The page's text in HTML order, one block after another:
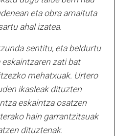
eta obra amaituta
ahal izatea.
sentitu, eta beldurtu
zati bat
mehatxuak. Urtero
ikasleak dituzten
eskaintza osatzen
hain garrantzitsuak
dituztenak.